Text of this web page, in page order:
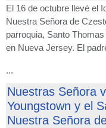
El 16 de octubre llevé el
Nuestra Señora de
parroquia, Santo
en Nueva Jersey. El
...
Nuestras Señora
Youngstown y el
Nuestra Señora